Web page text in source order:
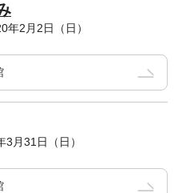
2月2日（日）
月31日（日）